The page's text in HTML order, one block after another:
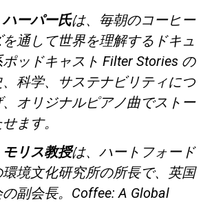
ーパー氏は、毎朝のコーヒー
通して世界を理解するドキュ
ッドキャスト Filter Stories の
科学、サステナビリティにつ
オリジナルピアノ曲でストー
ます。
リス教授は、ハートフォード
環境文化研究所の所長で、英国
副会長。 Coffee: A Global